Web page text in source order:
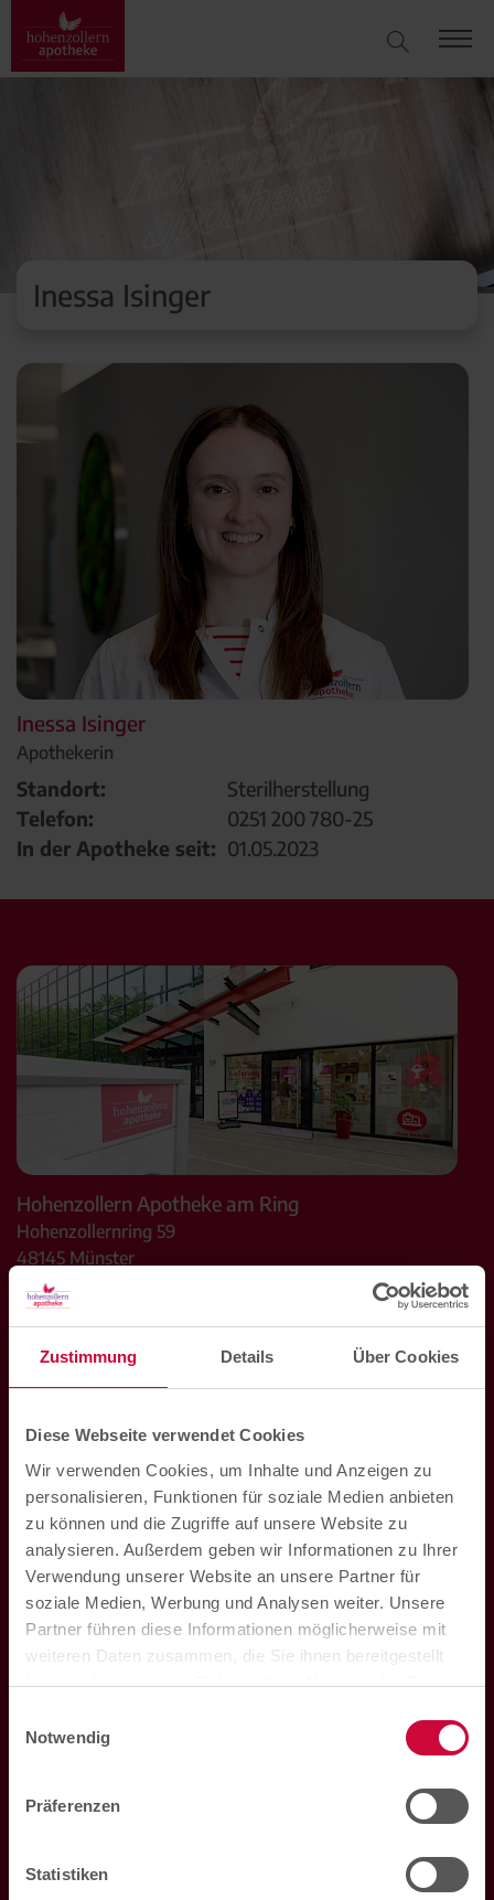
Zustimmung Details Über Cookies
Diese Webseite verwendet Cookies
Wir verwenden Cookies, um Inhalte und Anzeigen zu
personalisieren, Funktionen für soziale Medien anbieten
zu können und die Zugriffe auf unsere Website zu
analysieren. Außerdem geben wir Informationen zu Ihrer
Verwendung unserer Website an unsere Partner für
soziale Medien, Werbung und Analysen weiter. Unsere
Partner führen diese Informationen möglicherweise mit
weiteren Daten zusammen, die Sie ihnen bereitgestellt
haben oder die sie im Rahmen Ihrer Nutzung der Dienste
notwendigen Cookies zustimmen
hier Ihre
Notwendig
Präferenzen
Statistiken
Inessa Isinger
Inessa Isinger
Apothekerin
Standort:
Sterilherstellung
Telefon:
0251 200 780-25
In der Apotheke seit: 01.05.2023
Hohenzollern Apotheke am Ring
Hohenzollernring 59
48145 Münster
Mo. bis Fr. 08:00 Uhr bis 19:00 Uhr
Telefon:0251 2007800
Loddenheide 5
Mo. bis Sa. 08:00 Uhr bis 20:00 Uhr
E-Mail:marktkauf@hza.de